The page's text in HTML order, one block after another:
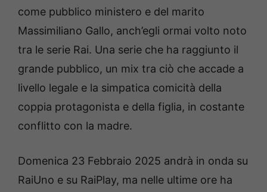
come pubblico ministero e del marito
Massimiliano Gallo, anch’egli ormai volto noto
tra le serie Rai. Una serie che ha raggiunto il
grande pubblico, un mix tra ciò che accade a
livello legale e la simpatica comicità della
coppia protagonista e della figlia, in costante
conflitto con la madre.
Domenica 23 Febbraio 2025 andrà in onda su
RaiUno e su RaiPlay, ma nelle ultime ore ha